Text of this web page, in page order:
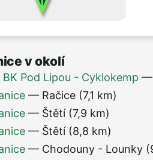
v okolí
Pod Lipou - Cyklokemp —
— Račice (7,1 km)
— Štětí (7,9 km)
— Štětí (8,8 km)
— Chodouny - Lounky